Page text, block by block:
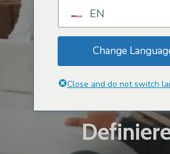
(Vectra
Zukunft
EN
Change
Close and do not switch